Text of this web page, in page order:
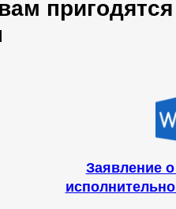
пригодятся
Заявление